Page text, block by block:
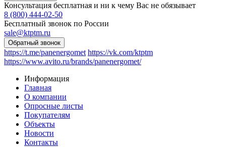
Консультация бесплатная и ни к чему Вас не обязывает
8 (800) 444-02-50
Бесплатный звонок по России
sale@ktptm.ru
https://t.me/panenergomet https://vk.com/ktptm
https://www.avito.ru/brands/panenergomet/
Информация
Главная
О компании
Опросные листы
Покупателям
Объекты
Новости
Контакты